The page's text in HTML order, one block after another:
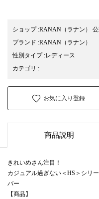
ショップ:RANAN（ラナン）
ブランド :RANAN （ラナン）
性別タイプ:レディース
カテゴリ :
お気に入り登録
商品説明
きれいめさん注目！
カジュアル過ぎない＜HS＞シリ
バー
【商品】